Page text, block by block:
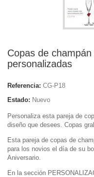
Copas de
personalizadas
Referencia: CG-P18
Estado: Nuevo
Personaliza esta pareja de
diseño que desees. Copas
Esta pareja de copas de
para los novios el día de su
Aniversario.
En la sección